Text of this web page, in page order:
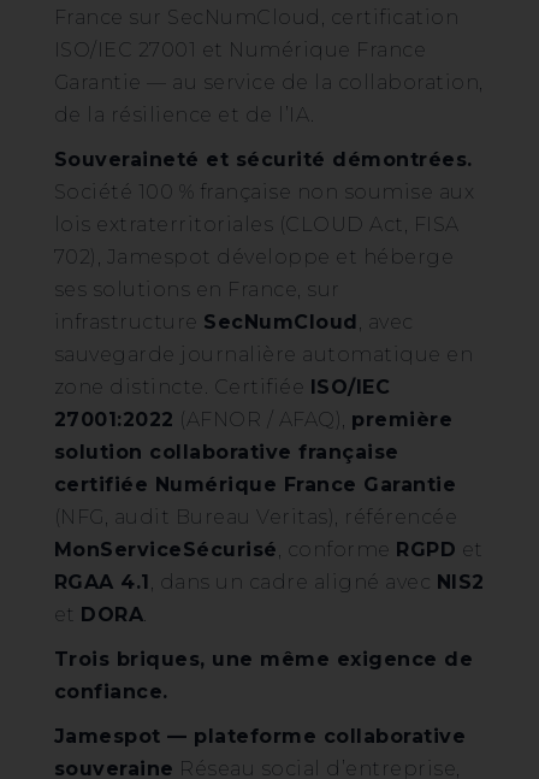
France sur SecNumCloud, certification
ISO/IEC 27001 et Numérique France
Garantie — au service de la collaboration,
de la résilience et de l’IA.
Souveraineté et sécurité démontrées.
Société 100 % française non soumise aux
lois extraterritoriales (CLOUD Act, FISA
702), Jamespot développe et héberge
ses solutions en France, sur
infrastructure SecNumCloud , avec
sauvegarde journalière automatique en
zone distincte. Certifiée ISO/IEC
27001:2022 (AFNOR / AFAQ), première
solution collaborative française
certifiée Numérique France Garantie
(NFG, audit Bureau Veritas), référencée
MonServiceSécurisé , conforme RGPD et
RGAA 4.1 , dans un cadre aligné avec NIS2
et DORA
Trois briques, une même exigence de
confiance.
Jamespot — plateforme collaborative
souveraine Réseau social d’entreprise,